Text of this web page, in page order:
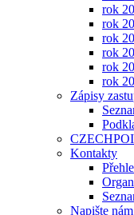
rok
rok
rok
rok
rok
rok
Zápisy
Kontakty
Napište nám